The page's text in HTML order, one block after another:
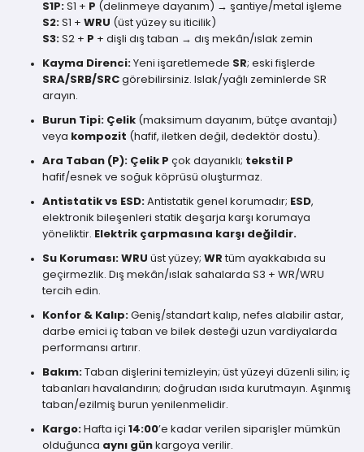
S1P: S1 + P (delinmeye dayanım) → şantiye/metal işleme
S2: S1 + WRU (üst yüzey su iticilik)
S3: S2 + P + dişli dış taban → dış mekân/ıslak zemin
Kayma Direnci: Yeni işaretlemede SR; eski fişlerde
SRA/SRB/SRC görebilirsiniz. Islak/yağlı zeminlerde SR
arayın.
Burun Tipi: Çelik (maksimum dayanım, bütçe avantajı)
veya kompozit (hafif, iletken değil, dedektör dostu).
Ara Taban (P): Çelik P çok dayanıklı; tekstil P
hafif/esnek ve soğuk köprüsü oluşturmaz.
Antistatik vs ESD: Antistatik genel korumadır; ESD,
elektronik bileşenleri statik deşarja karşı korumaya
yöneliktir. Elektrik çarpmasına karşı değildir.
Su Koruması: WRU üst yüzey; WR tüm ayakkabıda su
geçirmezlik. Dış mekân/ıslak sahalarda S3 + WR/WRU
tercih edin.
Konfor & Kalıp: Geniş/standart kalıp, nefes alabilir astar,
darbe emici iç taban ve bilek desteği uzun vardiyalarda
performansı artırır.
Bakım: Taban dişlerini temizleyin; üst yüzeyi düzenli silin; iç
tabanları havalandırın; doğrudan ısıda kurutmayın. Aşınmış
taban/ezilmiş burun yenilenmelidir.
Kargo: Hafta içi 14:00’e kadar verilen siparişler mümkün
olduğunca aynı gün kargoya verilir.